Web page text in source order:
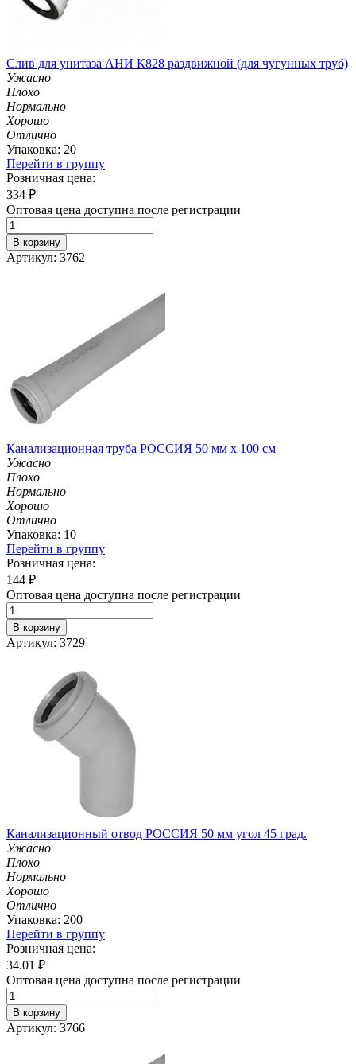
Слив для унитаза АНИ К828 раздвижной (для чугунных труб)
Ужасно
Плохо
Нормально
Хорошо
Отлично
Упаковка: 20
Перейти в группу
Розничная цена:
334 ₽
Оптовая цена доступна после регистрации
В корзину
Артикул: 3762
Канализационная труба РОССИЯ 50 мм х 100 см
Ужасно
Плохо
Нормально
Хорошо
Отлично
Упаковка: 10
Перейти в группу
Розничная цена:
144 ₽
Оптовая цена доступна после регистрации
В корзину
Артикул: 3729
Канализационный отвод РОССИЯ 50 мм угол 45 град.
Ужасно
Плохо
Нормально
Хорошо
Отлично
Упаковка: 200
Перейти в группу
Розничная цена:
34.01 ₽
Оптовая цена доступна после регистрации
В корзину
Артикул: 3766